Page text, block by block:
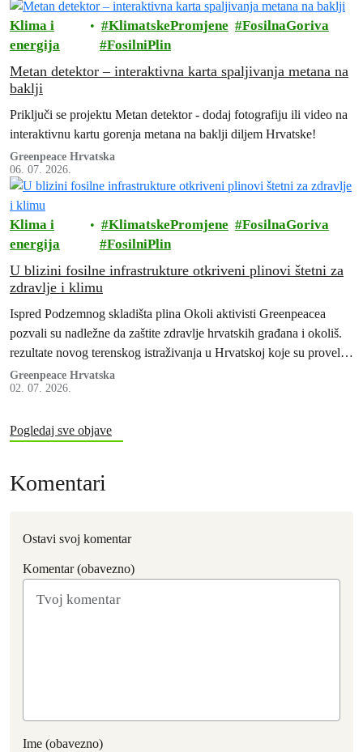
Klima i
energija
KlimatskePromjene
FosilnaGoriva
FosilniPlin
Metan detektor – interaktivna karta spaljivanja metana na
baklji
Priključi se projektu Metan detektor - dodaj fotografiju ili video na
interaktivnu kartu gorenja metana na baklji diljem Hrvatske!
Greenpeace Hrvatska
06. 07. 2026.
Klima i
energija
KlimatskePromjene
FosilnaGoriva
FosilniPlin
U blizini fosilne infrastrukture otkriveni plinovi štetni za
zdravlje i klimu
Ispred Podzemnog skladišta plina Okoli aktivisti Greenpeacea
pozvali su nadležne da zaštite zdravlje hrvatskih građana i okoliš.
rezultate novog terenskog istraživanja u Hrvatskoj koje su proveli
stručnjaci Greenpeacea Njemačke i Hrvatske te Greenpeaceovih
istraživačkih laboratorija.
Greenpeace Hrvatska
02. 07. 2026.
Pogledaj sve objave
Komentari
Ostavi svoj komentar
Komentar (obavezno)
Ime (obavezno)